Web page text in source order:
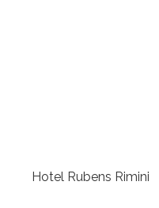
Hotel Rubens Rimini